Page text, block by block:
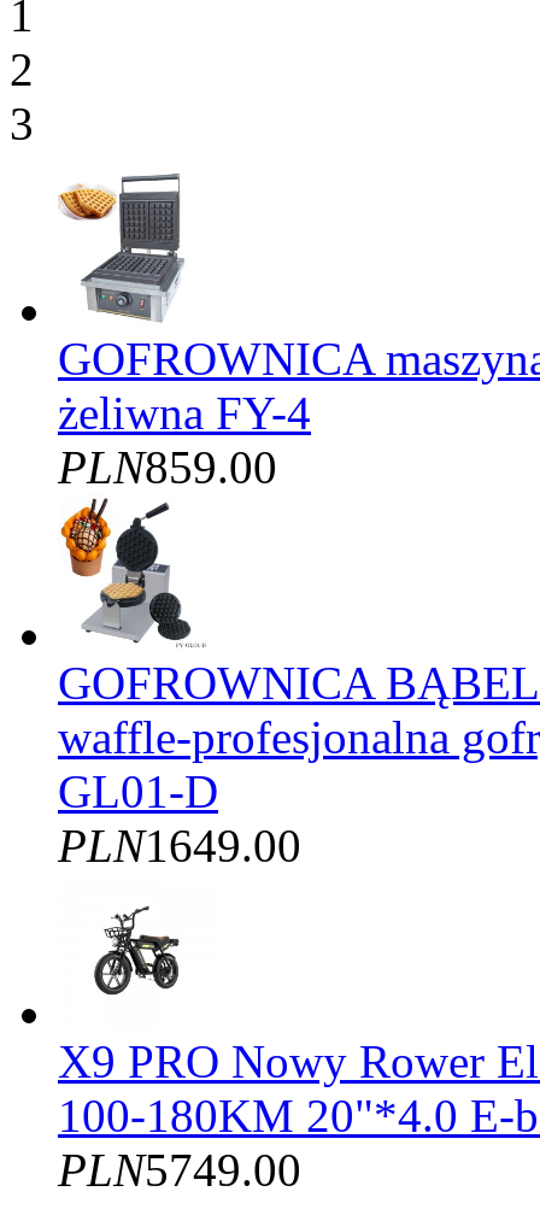
1
2
3
GOFROWNICA
żeliwna FY-4
PLN859.00
GOFROWNICA
waffle-profesjonalna
GL01-D
PLN1649.00
X9 PRO Nowy Rower
100-180KM 20"*4.0 E-
PLN5749.00